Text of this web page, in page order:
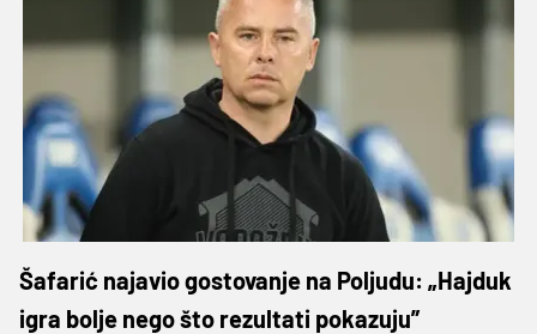
Šafarić najavio gostovanje na Poljudu: „Hajduk
igra bolje nego što rezultati pokazuju”